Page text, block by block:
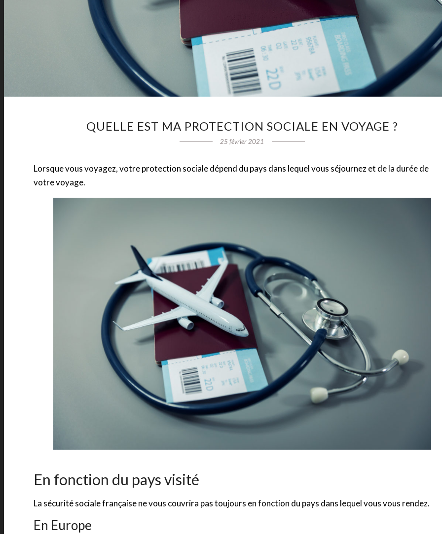
QUELLE EST MA PROTECTION SOCIALE EN VOYAGE ?
25 février 2021
Lorsque vous voyagez, votre protection sociale dépend du pays dans lequel vous séjournez et de la durée de
votre voyage.
En fonction du pays visité
La sécurité sociale française ne vous couvrira pas toujours en fonction du pays dans lequel vous vous rendez.
En Europe